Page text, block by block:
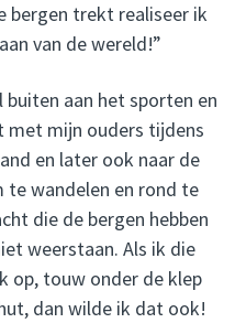
bergen trekt realiseer ik
van de wereld!”
buiten aan het sporten en
met mijn ouders tijdens
en later ook naar de
te wandelen en rond te
die de bergen hebben
weerstaan. Als ik die
op, touw onder de klep
dan wilde ik dat ook!